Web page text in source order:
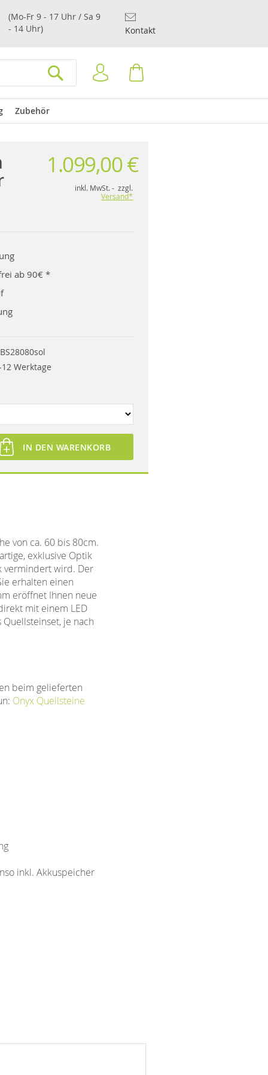
(Mo-Fr 9 - 17 Uhr / Sa 9
- 14 Uhr)
Kontakt
Anmelden
Zubehör
1.099,00 €
inkl. MwSt. - zzgl.
Versand*
ab 90€ *
Werktage
IN DEN WARENKORB
von ca. 60 bis 80cm.
exklusive Optik
vermindert wird. Der
erhalten einen
eröffnet Ihnen neue
mit einem LED
je nach
beim gelieferten
Onyx Quellsteine
inkl. Akkuspeicher